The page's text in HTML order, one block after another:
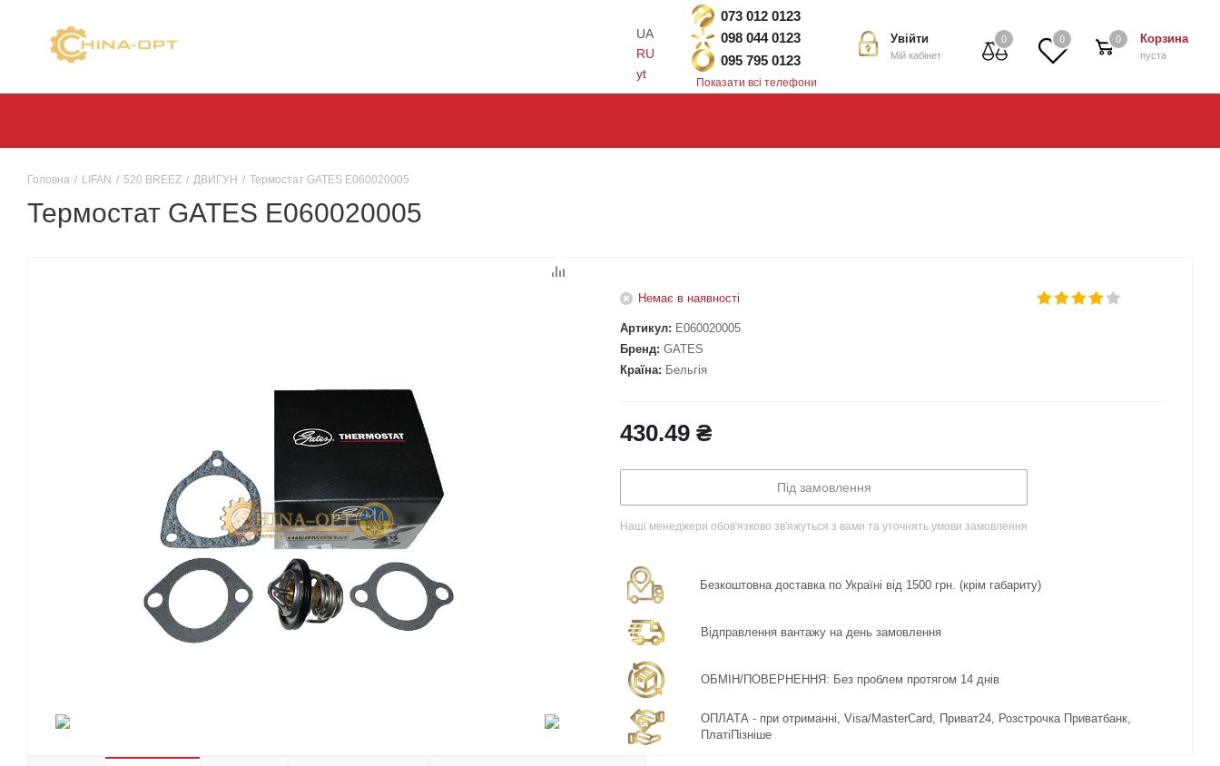
UA
RU
yt
0 0 Корзина
пуста
0
Увійти
Мій кабінет
073 012 0123
098 044 0123
095 795 0123
Показати всі телефони
Головна / LIFAN / 520 BREEZ / ДВИГУН / Термостат GATES E060020005
Термостат GATES E060020005
Немає в наявності
Артикул: E060020005
Бренд: GATES
Країна: Бельгія
430.49 ₴
Під замовлення
Наші менеджери обов'язково зв'яжуться з вами та уточнять умови замовлення
Безкоштовна доставка по Україні від 1500 грн. (крім габариту)
Відправлення вантажу на день замовлення
ОБМІН/ПОВЕРНЕННЯ: Без проблем протягом 14 днів
ОПЛАТА - при отриманні, Visa/MasterCard, Приват24, Розстрочка Приватбанк,
ПлатіПізніше